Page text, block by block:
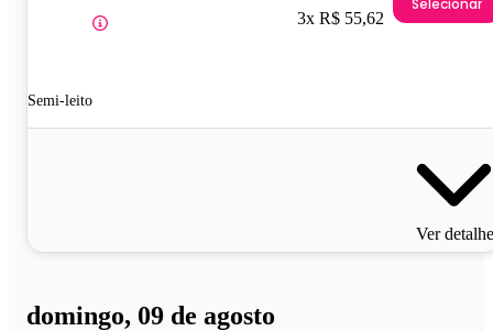
Semi-leito
3x R$ 55,62
Ver
domingo, 09 de agosto